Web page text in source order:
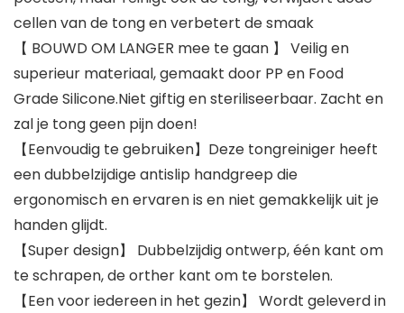
cellen van de tong en verbetert de smaak
【 BOUWD OM LANGER mee te gaan 】 Veilig en
superieur materiaal, gemaakt door PP en Food
Grade Silicone.Niet giftig en steriliseerbaar. Zacht en
zal je tong geen pijn doen!
【Eenvoudig te gebruiken】Deze tongreiniger heeft
een dubbelzijdige antislip handgreep die
ergonomisch en ervaren is en niet gemakkelijk uit je
handen glijdt.
【Super design】 Dubbelzijdig ontwerp, één kant om
te schrapen, de orther kant om te borstelen.
【Een voor iedereen in het gezin】 Wordt geleverd in